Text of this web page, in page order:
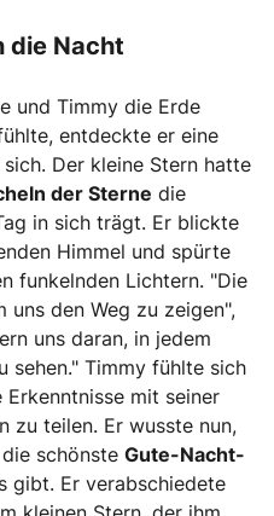
die Nacht
und Timmy die Erde
entdeckte er eine
Der kleine Stern hatte
der Sterne die
in sich trägt. Er blickte
Himmel und spürte
funkelnden Lichtern. "Die
uns den Weg zu zeigen",
uns daran, in jedem
sehen." Timmy fühlte sich
mit seiner
zu teilen. Er wusste nun,
schönste Gute-Nacht-
gibt. Er verabschiedete